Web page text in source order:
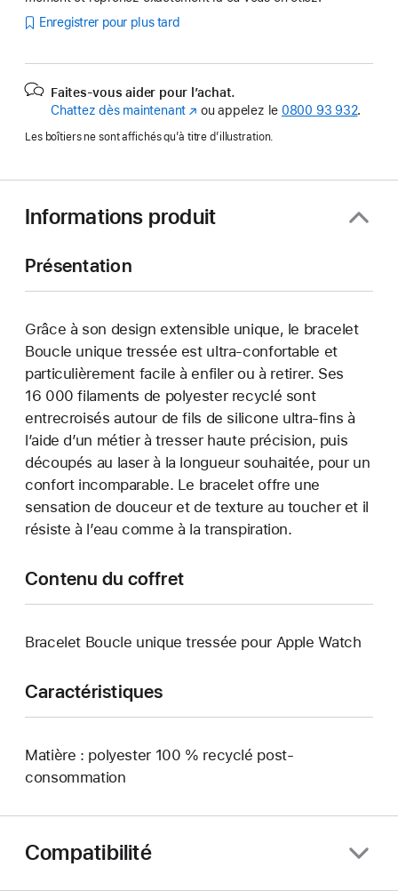
Enregistrer pour plus tard
Faites-vous aider pour l’achat.
Chattez dès maintenant (s’ouvre
une
fenêtre)
ou appelez le 0800 93 932.
Les boîtiers ne sont affichés qu’à titre d’illustration.
Informations produit
Présentation
Grâce à son design extensible unique, le bracelet
Boucle unique tressée est ultra-confortable et
particulièrement facile à enfiler ou à retirer. Ses
16 000 filaments de polyester recyclé sont
entrecroisés autour de fils de silicone ultra-fins à
l’aide d’un métier à tresser haute précision, puis
découpés au laser à la longueur souhaitée, pour un
confort incomparable. Le bracelet offre une
sensation de douceur et de texture au toucher et il
résiste à l’eau comme à la transpiration.
Contenu du coffret
Bracelet Boucle unique tressée pour Apple Watch
Caractéristiques
Matière : polyester 100 % recyclé post-
consommation
Compatibilité